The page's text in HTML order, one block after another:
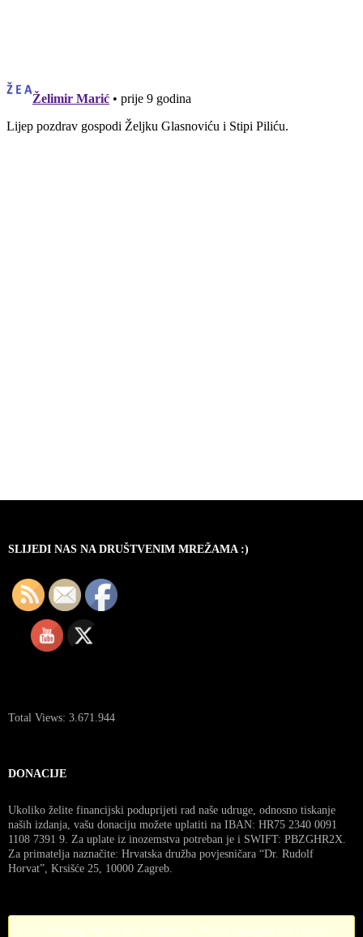
SLIJEDI NAS NA DRUŠTVENIM MREŽAMA :)
Total Views: 3.671.944
DONACIJE
Ukoliko želite financijski poduprijeti rad naše udruge, odnosno tiskanje
naših izdanja, vašu donaciju možete uplatiti na IBAN: HR75 2340 0091
1108 7391 9. Za uplate iz inozemstva potreban je i SWIFT: PBZGHR2X.
Za primatelja naznačite: Hrvatska družba povjesničara “Dr. Rudolf
Horvat”, Krsišće 25, 10000 Zagreb.